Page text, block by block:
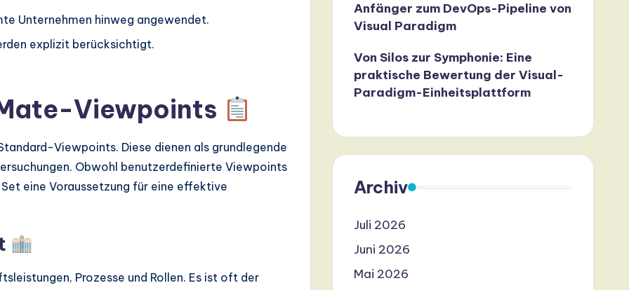
Unternehmen hinweg angewendet.
explizit berücksichtigt.
Viewpoints
Viewpoints. Diese dienen als grundlegende
Obwohl benutzerdefinierte Viewpoints
eine Voraussetzung für eine effektive
Prozesse und Rollen. Es ist oft der
Anfänger zum DevOps-Pipeline von
Visual Paradigm
Von Silos zur Symphonie: Eine
praktische Bewertung der Visual-
Paradigm-Einheitsplattform
Archiv
Juli 2026
Juni 2026
Mai 2026